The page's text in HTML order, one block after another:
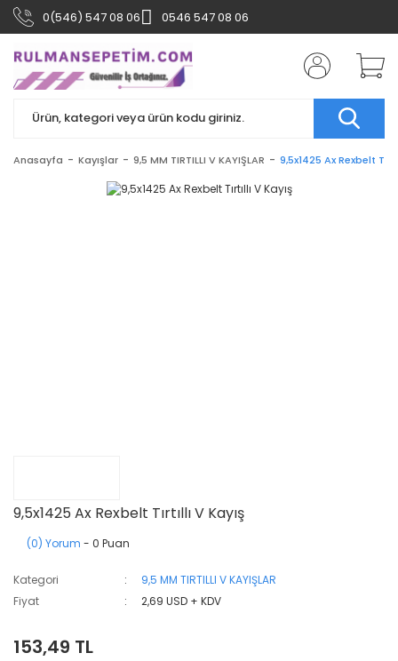
0(546) 547 08 06 0546 547 08 06
Anasayfa Kayışlar 9,5 MM TIRTILLI V KAYIŞLAR 9,5x1425 Ax Rexbelt
9,5x1425 Ax Rexbelt Tırtıllı V Kayış
(0) Yorum - 0 Puan
Kategori
9,5 MM TIRTILLI V KAYIŞLAR
Fiyat
2,69 USD + KDV
153,49 TL